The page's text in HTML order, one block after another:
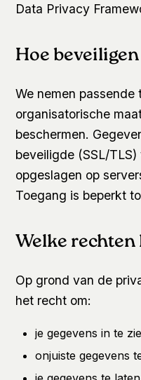
Data Privacy
Hoe
We nemen passende
organisatorische
beschermen.
beveiligde (SSL/
opgeslagen op
Toegang is beperkt
Welke rechten
Op grond van de
het recht om:
je gegevens in te
onjuiste gegevens